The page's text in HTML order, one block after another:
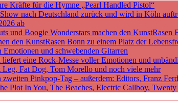
Kräfte für die Hymne „Pearl Handled Pistol“
nach Deutschland zurück und wird in Köln
ab
und Boogie Wonderstars machen den KunstRasen
den KunstRasen Bonn zu einem Platz der
und schwebenden Gitarren
eine Rock-Messe voller Emotionen und
Fat Dog, Tom Morello und noch viele mehr
Pinkpop-Tag – außerdem: Editors, Franz
Plot In You, The Beaches, Electric Callboy,